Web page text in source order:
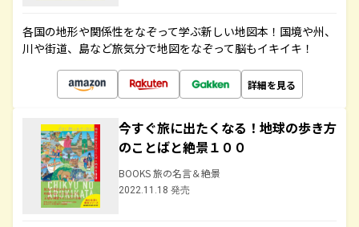
各国の地形や関係性をなぞって学ぶ新しい地図本！国境や州、
川や街道、島など旅気分で地図をなぞって脳もイキイキ！
詳細を見る
今すぐ旅に出たくなる！地球の歩き方
のことばと絶景１００
BOOKS 旅の名言＆絶景
2022.11.18 発売